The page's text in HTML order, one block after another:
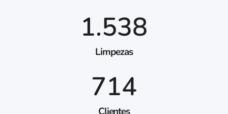
Limpezas
1.538
714